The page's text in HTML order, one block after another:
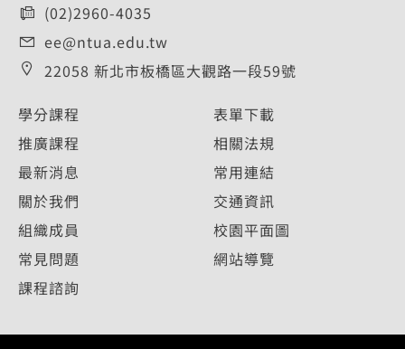
(02)2960-4035
ee@ntua.edu.tw
22058 新北市板橋區大觀路一段59號
學分課程
推廣課程
最新消息
關於我們
組織成員
常見問題
課程諮詢
表單下載
相關法規
常用連結
交通資訊
校園平面圖
網站導覽